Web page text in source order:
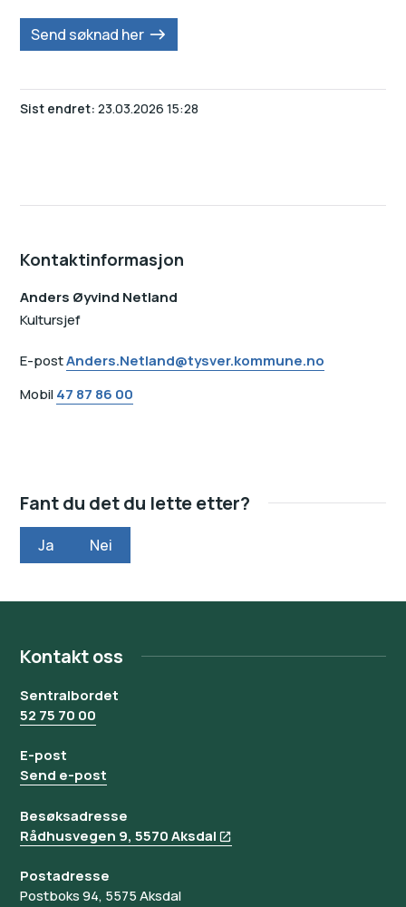
Send søknad her
Sist endret 23.03.2026 15:28
Kontaktinformasjon
Anders Øyvind Netland
Kultursjef
E-postAnders.Netland@tysver.kommune.no
Mobil47 87 86 00
Fant du det du lette etter?
Ja Nei
Kontakt oss
Sentralbordet
52 75 70 00
E-post
Send e-post
Besøksadresse
Rådhusvegen 9, 5570 Aksdal
Postadresse
Postboks 94, 5575 Aksdal